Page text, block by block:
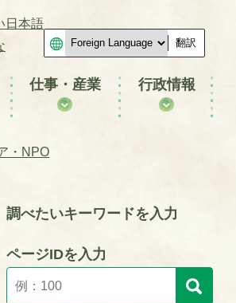
日本語
翻訳
仕事・産業 行政情報
・NPO
調べたいキーワードを入力
ページIDを入力